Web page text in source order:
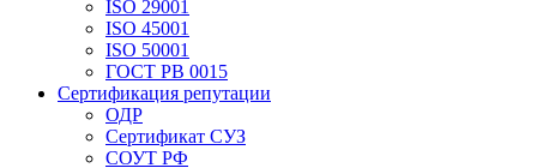
ISO 29001
ISO 45001
ISO 50001
ГОСТ РВ 0015
Сертификация репутации
ОДР
Сертификат СУЗ
СОУТ РФ